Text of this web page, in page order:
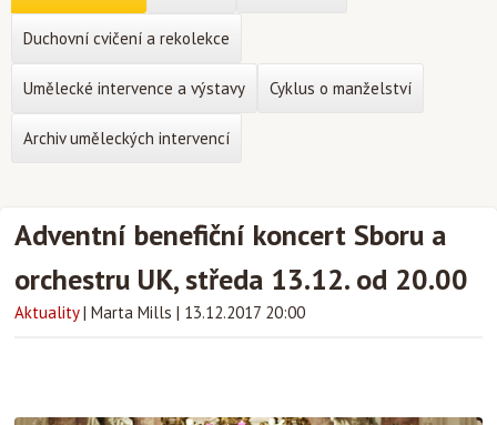
Adventní benefiční koncert Sboru a
orchestru UK, středa 13.12. od 20.00
Aktuality | Marta Mills | 13.12.2017 20:00
Duchovní cvičení a rekolekce
Umělecké intervence a výstavy Cyklus o manželství
Archiv uměleckých intervencí